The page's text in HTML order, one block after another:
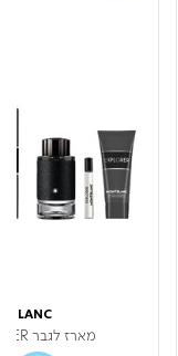
מארז לגבר EXPLORER א.ד.פ